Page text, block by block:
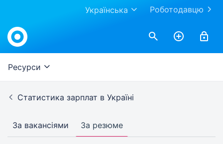
Роботодавцю
Українська
Ресурси
Статистика зарплат в Україні
За вакансіями За резюме